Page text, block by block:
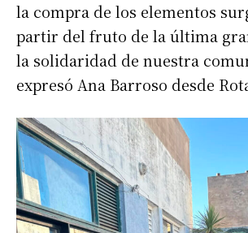
la compra de los elementos
partir del fruto de la última
la solidaridad de nuestra
expresó Ana Barroso desde